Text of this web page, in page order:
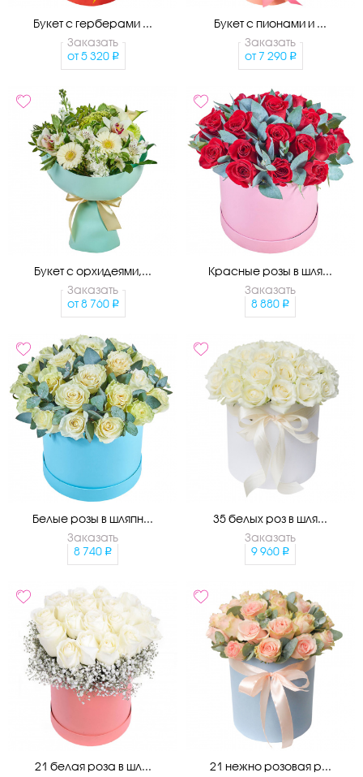
Букет с герберами ...
Заказать
от 5 320
Букет с пионами и ...
Заказать
от 7 290
Букет с орхидеями,...
Заказать
от 8 760
Красные розы в шля...
Заказать
8 880
Белые розы в шляпн...
Заказать
8 740
35 белых роз в шля...
Заказать
9 960
21 белая роза в шл...
21 нежно розовая р...